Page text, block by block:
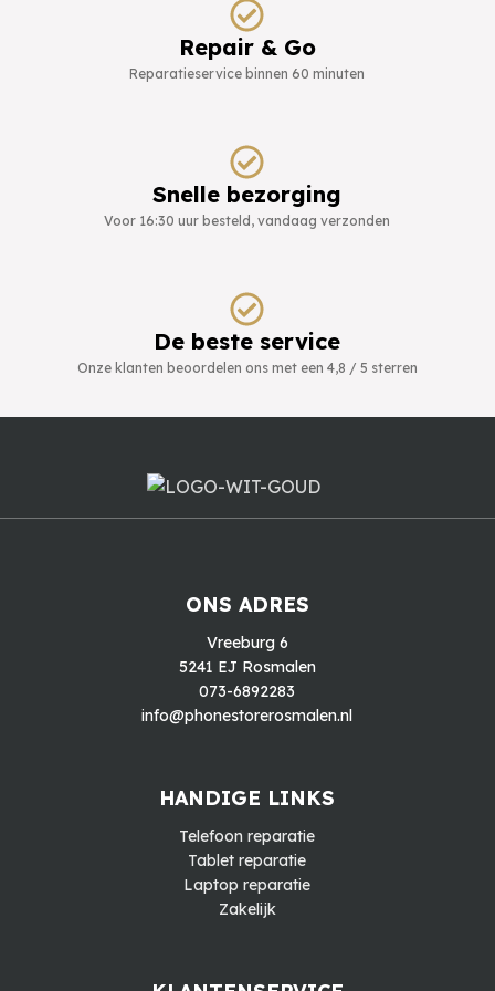
Repair & Go
Reparatieservice binnen 60 minuten
Snelle bezorging
Voor 16:30 uur besteld, vandaag verzonden
De beste service
Onze klanten beoordelen ons met een 4,8 / 5 sterren
ONS ADRES
Vreeburg 6
5241 EJ Rosmalen
073-6892283
info@phonestorerosmalen.nl
HANDIGE LINKS
Telefoon reparatie
Tablet reparatie
Laptop reparatie
Zakelijk